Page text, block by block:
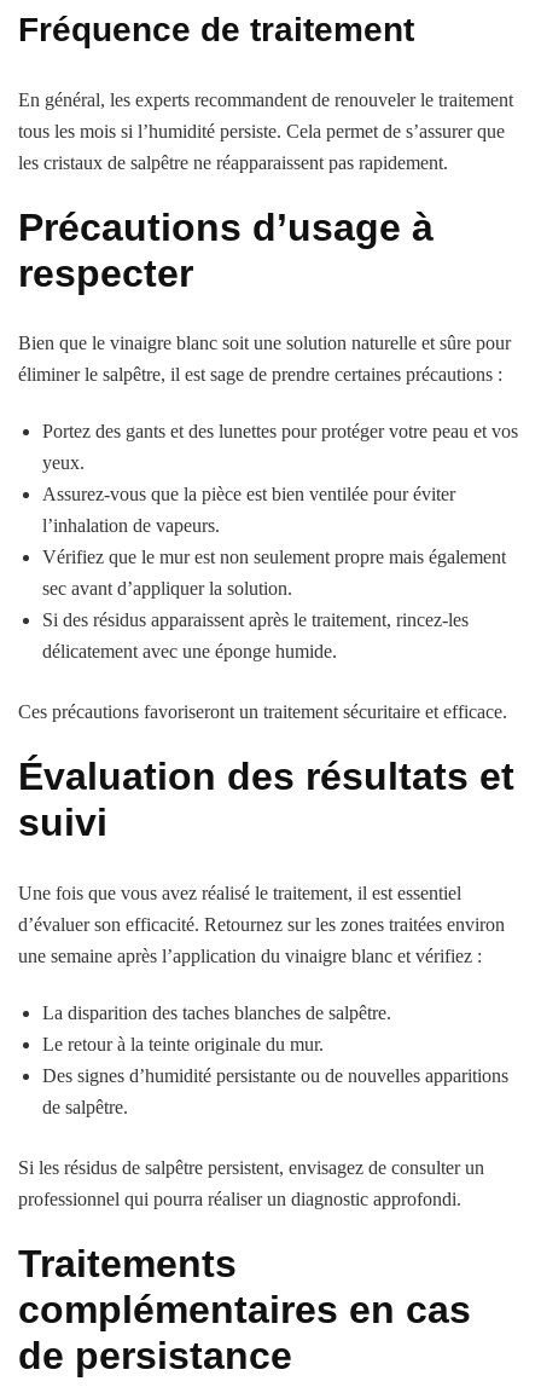
Fréquence de traitement
En général, les experts recommandent de renouveler le traitement
tous les mois si l’humidité persiste. Cela permet de s’assurer que
les cristaux de salpêtre ne réapparaissent pas rapidement.
Précautions d’usage à
respecter
Bien que le vinaigre blanc soit une solution naturelle et sûre pour
éliminer le salpêtre, il est sage de prendre certaines précautions :
Portez des gants et des lunettes pour protéger votre peau et vos
yeux.
Assurez-vous que la pièce est bien ventilée pour éviter
l’inhalation de vapeurs.
Vérifiez que le mur est non seulement propre mais également
sec avant d’appliquer la solution.
Si des résidus apparaissent après le traitement, rincez-les
délicatement avec une éponge humide.
Ces précautions favoriseront un traitement sécuritaire et efficace.
Évaluation des résultats et
suivi
Une fois que vous avez réalisé le traitement, il est essentiel
d’évaluer son efficacité. Retournez sur les zones traitées environ
une semaine après l’application du vinaigre blanc et vérifiez :
La disparition des taches blanches de salpêtre.
Le retour à la teinte originale du mur.
Des signes d’humidité persistante ou de nouvelles apparitions
de salpêtre.
Si les résidus de salpêtre persistent, envisagez de consulter un
professionnel qui pourra réaliser un diagnostic approfondi.
Traitements
complémentaires en cas
de persistance